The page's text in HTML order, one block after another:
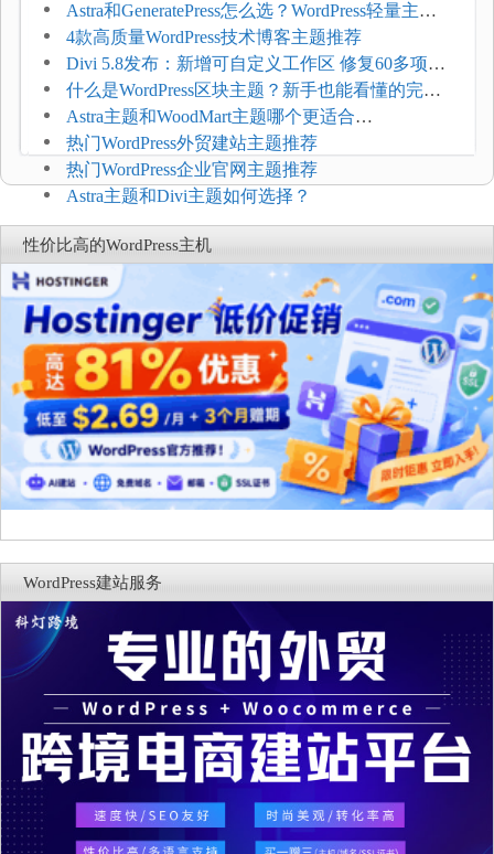
Astra和GeneratePress怎么选？WordPress轻量主题
选型维度
4款高质量WordPress技术博客主题推荐
Divi 5.8发布：新增可自定义工作区 修复60多项问
题
什么是WordPress区块主题？新手也能看懂的完整
介绍
Astra主题和WoodMart主题哪个更适合
WooCommerce
热门WordPress外贸建站主题推荐
热门WordPress企业官网主题推荐
Astra主题和Divi主题如何选择？
性价比高的WordPress主机
WordPress建站服务